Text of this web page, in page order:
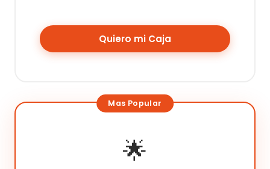
Quiero mi Caja
🌟